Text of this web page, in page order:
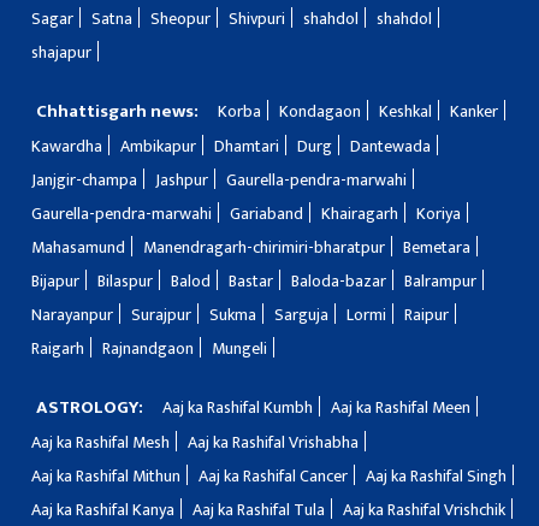
Sagar
Satna Sheopur Shivpuri shahdol
shahdol
shajapur
Chhattisgarh news: Korba Kondagaon Keshkal
Kanker
Kawardha
Ambikapur Dhamtari Durg
Dantewada
Janjgir-champa
Jashpur
Gaurella-pendra-marwahi
Gaurella-pendra-marwahi
Gariaband Khairagarh
Koriya
Mahasamund
Manendragarh-chirimiri-bharatpur
Bemetara
Bijapur
Bilaspur Balod Bastar Baloda-bazar
Balrampur
Narayanpur
Surajpur Sukma Sarguja Lormi
Raipur
Raigarh
Rajnandgaon Mungeli
ASTROLOGY: Aaj ka Rashifal Kumbh
Aaj ka Rashifal Meen
Aaj ka Rashifal Mesh
Aaj ka Rashifal Vrishabha
Aaj ka Rashifal Mithun
Aaj ka Rashifal Cancer
Aaj ka Rashifal Singh
Aaj ka Rashifal Kanya
Aaj ka Rashifal Tula
Aaj ka Rashifal Vrishchik